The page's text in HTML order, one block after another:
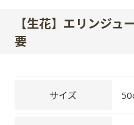
【生花】エリンジュ
要
サイズ